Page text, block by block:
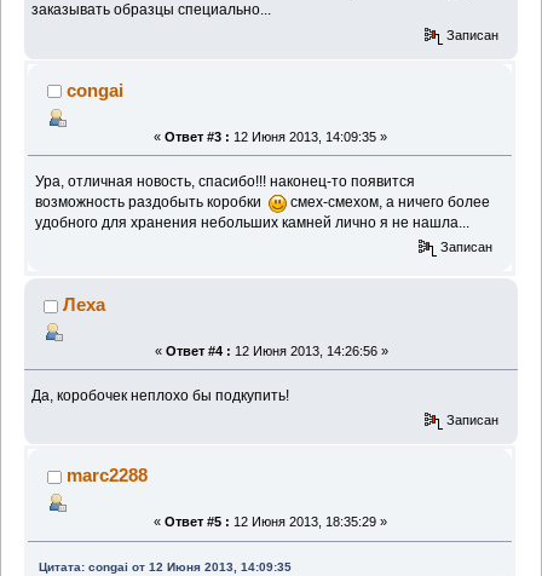
заказывать образцы специально...
Записан
congai
« Ответ #3 : 12 Июня 2013, 14:09:35 »
Ура, отличная новость, спасибо!!! наконец-то появится
возможность раздобыть коробки
смех-смехом, а ничего более
удобного для хранения небольших камней лично я не нашла...
Записан
Леха
« Ответ #4 : 12 Июня 2013, 14:26:56 »
Да, коробочек неплохо бы подкупить!
Записан
marc2288
« Ответ #5 : 12 Июня 2013, 18:35:29 »
Цитата: congai от 12 Июня 2013, 14:09:35